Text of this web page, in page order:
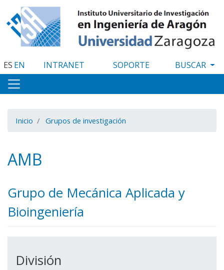
al
contenido
principal
ES EN INTRANET SOPORTE
Inicio Grupos de investigación
AMB
Grupo de Mecánica Aplicada y
Bioingeniería
División